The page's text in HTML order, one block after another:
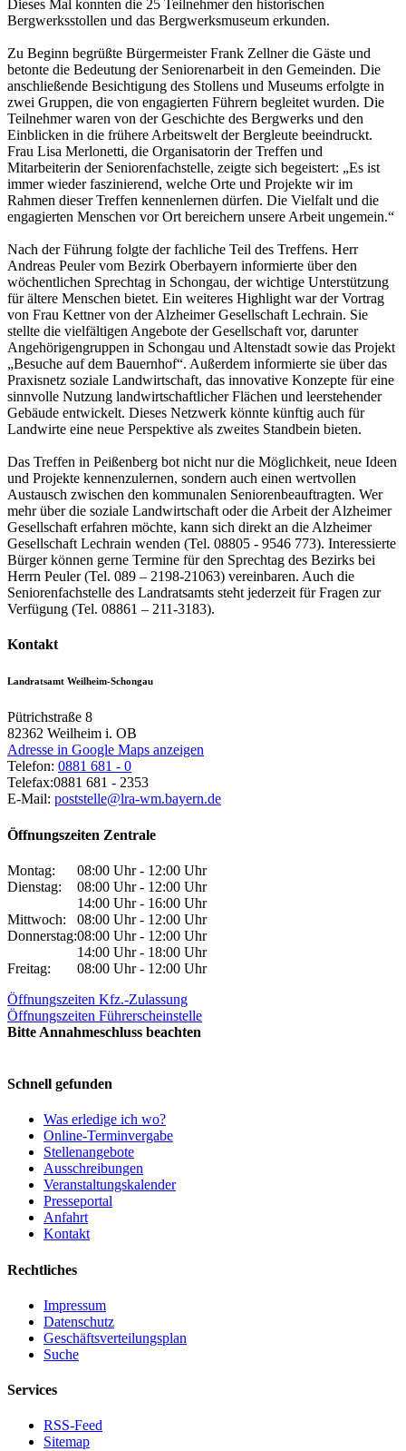
Dieses Mal konnten die 25 Teilnehmer den historischen
Bergwerksstollen und das Bergwerksmuseum erkunden.
Zu Beginn begrüßte Bürgermeister Frank Zellner die Gäste und
betonte die Bedeutung der Seniorenarbeit in den Gemeinden. Die
anschließende Besichtigung des Stollens und Museums erfolgte in
zwei Gruppen, die von engagierten Führern begleitet wurden. Die
Teilnehmer waren von der Geschichte des Bergwerks und den
Einblicken in die frühere Arbeitswelt der Bergleute beeindruckt.
Frau Lisa Merlonetti, die Organisatorin der Treffen und
Mitarbeiterin der Seniorenfachstelle, zeigte sich begeistert: „Es ist
immer wieder faszinierend, welche Orte und Projekte wir im
Rahmen dieser Treffen kennenlernen dürfen. Die Vielfalt und die
engagierten Menschen vor Ort bereichern unsere Arbeit ungemein.“
Nach der Führung folgte der fachliche Teil des Treffens. Herr
Andreas Peuler vom Bezirk Oberbayern informierte über den
wöchentlichen Sprechtag in Schongau, der wichtige Unterstützung
für ältere Menschen bietet. Ein weiteres Highlight war der Vortrag
von Frau Kettner von der Alzheimer Gesellschaft Lechrain. Sie
stellte die vielfältigen Angebote der Gesellschaft vor, darunter
Angehörigengruppen in Schongau und Altenstadt sowie das Projekt
„Besuche auf dem Bauernhof“. Außerdem informierte sie über das
Praxisnetz soziale Landwirtschaft, das innovative Konzepte für eine
sinnvolle Nutzung landwirtschaftlicher Flächen und leerstehender
Gebäude entwickelt. Dieses Netzwerk könnte künftig auch für
Landwirte eine neue Perspektive als zweites Standbein bieten.
Das Treffen in Peißenberg bot nicht nur die Möglichkeit, neue Ideen
und Projekte kennenzulernen, sondern auch einen wertvollen
Austausch zwischen den kommunalen Seniorenbeauftragten. Wer
mehr über die soziale Landwirtschaft oder die Arbeit der Alzheimer
Gesellschaft erfahren möchte, kann sich direkt an die Alzheimer
Gesellschaft Lechrain wenden (Tel. 08805 - 9546 773). Interessierte
Bürger können gerne Termine für den Sprechtag des Bezirks bei
Herrn Peuler (Tel. 089 – 2198-21063) vereinbaren. Auch die
Seniorenfachstelle des Landratsamts steht jederzeit für Fragen zur
Verfügung (Tel. 08861 – 211-3183).
Kontakt
Landratsamt Weilheim-Schongau
Pütrichstraße 8
82362 Weilheim i. OB
Adresse in Google Maps anzeigen
Telefon: 0881 681 - 0
Telefax:0881 681 - 2353
E-Mail: poststelle@lra-wm.bayern.de
Öffnungszeiten Zentrale
Montag:
08:00 Uhr - 12:00 Uhr
Dienstag:
08:00 Uhr - 12:00 Uhr
14:00 Uhr - 16:00 Uhr
Mittwoch:
08:00 Uhr - 12:00 Uhr
Donnerstag:08:00 Uhr - 12:00 Uhr
14:00 Uhr - 18:00 Uhr
Freitag:
08:00 Uhr - 12:00 Uhr
Öffnungszeiten Kfz.-Zulassung
Öffnungszeiten Führerscheinstelle
Bitte Annahmeschluss beachten
Schnell gefunden
Was erledige ich wo?
Online-Terminvergabe
Stellenangebote
Ausschreibungen
Veranstaltungskalender
Presseportal
Anfahrt
Kontakt
Rechtliches
Impressum
Datenschutz
Geschäftsverteilungsplan
Suche
Services
RSS-Feed
Sitemap